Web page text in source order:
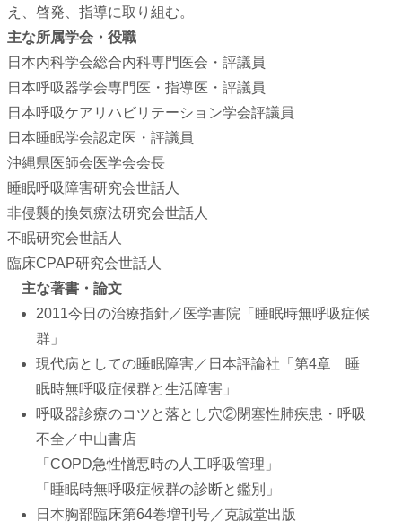
え、啓発、指導に取り組む。
主な所属学会・役職
日本内科学会総合内科専門医会・評議員
日本呼吸器学会専門医・指導医・評議員
日本呼吸ケアリハビリテーション学会評議員
日本睡眠学会認定医・評議員
沖縄県医師会医学会会長
睡眠呼吸障害研究会世話人
非侵襲的換気療法研究会世話人
不眠研究会世話人
臨床CPAP研究会世話人
主な著書・論文
2011今日の治療指針／医学書院「睡眠時無呼吸症候
群」
現代病としての睡眠障害／日本評論社「第4章 睡
眠時無呼吸症候群と生活障害」
呼吸器診療のコツと落とし穴②閉塞性肺疾患・呼吸
不全／中山書店
「COPD急性憎悪時の人工呼吸管理」
「睡眠時無呼吸症候群の診断と鑑別」
日本胸部臨床第64巻増刊号／克誠堂出版